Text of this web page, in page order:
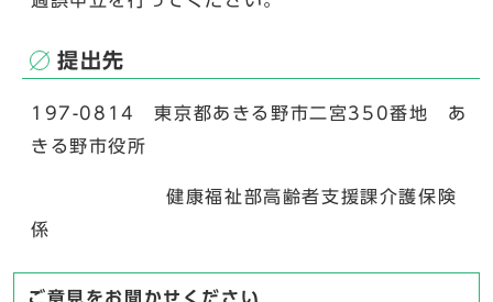
提出先
197-0814 東京都あきる野市二宮350番地 あ
きる野市役所
健康福祉部高齢者支援課介護保険
係
ご意見をお聞かせください